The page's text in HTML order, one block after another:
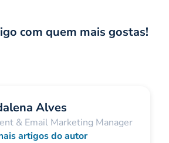
com quem mais gostas!
Alves
& Email Marketing Manager
artigos do autor